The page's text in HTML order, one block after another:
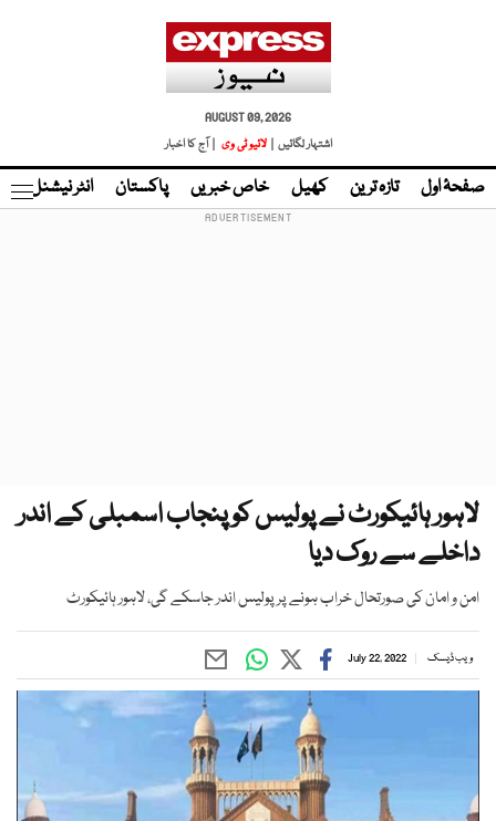
AUGUST 09, 2026
اشتہار لگائیں |
لائیو ٹی وی | آج کا اخبار
صفحۂ اول تازہ ترین کھیل خاص خبریں پاکستان انٹر نیشنل
لاہور ہائیکورٹ نے پولیس کو پنجاب اسمبلی کے اندر
داخلے سے روک دیا
امن و امان کی صورتحال خراب ہونے پر پولیس اندر جاسکے گی، لاہور ہائیکورٹ
ویب ڈیسک July 22, 2022